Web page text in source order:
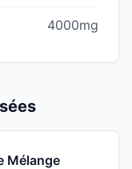
4000mg
Mélange